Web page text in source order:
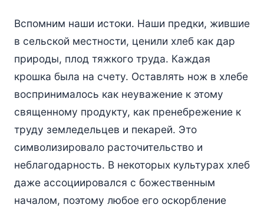
Вспомним наши истоки. Наши предки, жившие
в сельской местности, ценили хлеб как дар
природы, плод тяжкого труда. Каждая
крошка была на счету. Оставлять нож в хлебе
воспринималось как неуважение к этому
священному продукту, как пренебрежение к
труду земледельцев и пекарей. Это
символизировало расточительство и
неблагодарность. В некоторых культурах хлеб
даже ассоциировался с божественным
началом, поэтому любое его оскорбление